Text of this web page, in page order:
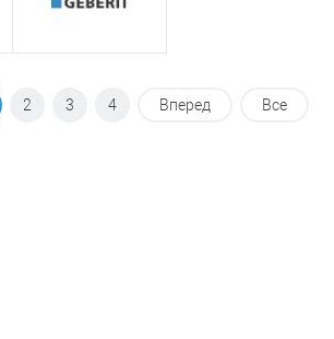
2 3 4 Вперед Все